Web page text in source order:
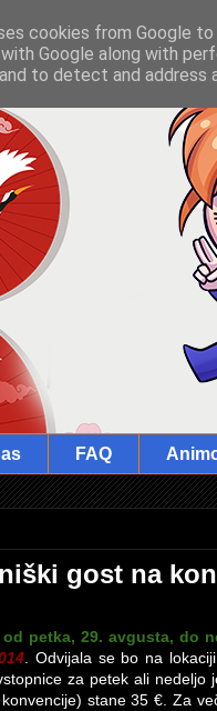
FAQ
gost na
od petka, 29. avgusta, do
. Odvijala se bo na lokaciji
za petek ali
stane 35 €. Za
cookies from Google
Google along with
to detect and address